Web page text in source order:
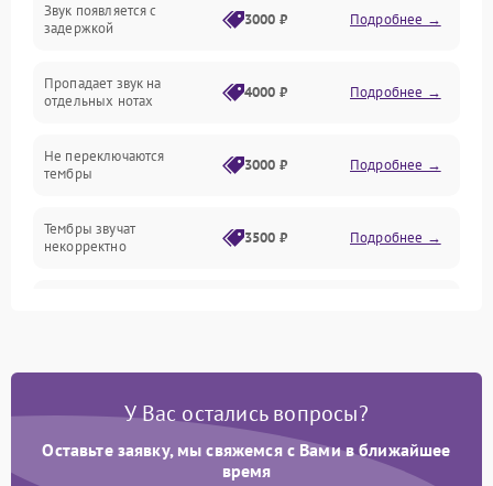
Подключения и интерфейсы
Оптика
Электроника
Звук появляется с
задержкой
3000 ₽ Подробнее →
Пропадает звук на
отдельных нотах
4000 ₽ Подробнее →
Не переключаются
тембры
3000 ₽ Подробнее →
Тембры звучат
некорректно
3500 ₽ Подробнее →
У Вас остались вопросы?
Оставьте заявку, мы свяжемся с Вами в ближайшее
время